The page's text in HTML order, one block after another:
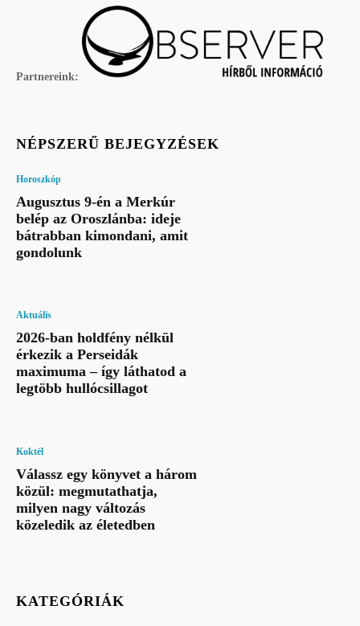
Partnereink:
NÉPSZERŰ BEJEGYZÉSEK
Horoszkóp
Augusztus 9-én a Merkúr
belép az Oroszlánba: ideje
bátrabban kimondani, amit
gondolunk
Aktuális
2026-ban holdfény nélkül
érkezik a Perseidák
maximuma – így láthatod a
legtöbb hullócsillagot
Koktél
Válassz egy könyvet a három
közül: megmutathatja,
milyen nagy változás
közeledik az életedben
KATEGÓRIÁK